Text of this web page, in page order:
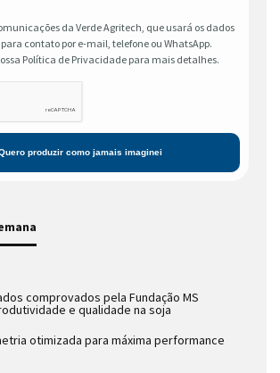
da Verde Agritech, que usará os dados
contato por e-mail, telefone ou WhatsApp.
Política de Privacidade para mais detalhes.
comprovados pela Fundação MS
e qualidade na soja
otimizada para máxima performance